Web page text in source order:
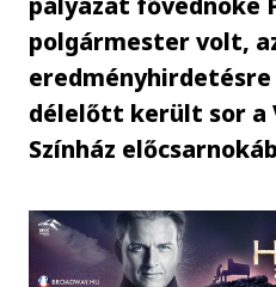
polgármester volt,
délelőtt került sor a
Színház